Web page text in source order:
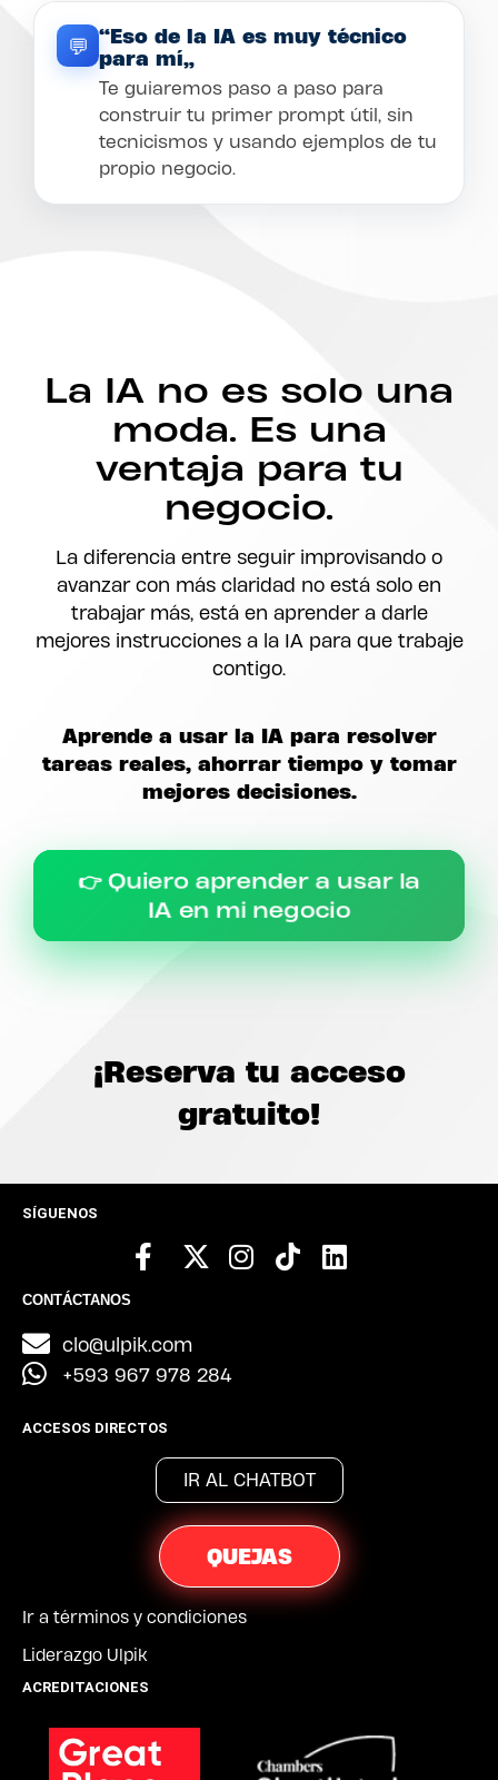
💬 “Eso de la IA es muy técnico
para mí”
Te guiaremos paso a paso para
construir tu primer prompt útil, sin
tecnicismos y usando ejemplos de tu
propio negocio.
La IA no es solo una
moda. Es una
ventaja para tu
negocio.
La diferencia entre seguir improvisando o
avanzar con más claridad no está solo en
trabajar más, está en aprender a darle
mejores instrucciones a la IA para que trabaje
contigo.
Aprende a usar la IA para resolver
tareas reales, ahorrar tiempo y tomar
mejores decisiones.
👉 Quiero aprender a usar la
IA en mi negocio
¡Reserva tu acceso
gratuito!
SÍGUENOS
CONTÁCTANOS
clo@ulpik.com
+593 967 978 284
ACCESOS DIRECTOS
IR AL CHATBOT
QUEJAS
Ir a términos y condiciones
Liderazgo Ulpik
ACREDITACIONES